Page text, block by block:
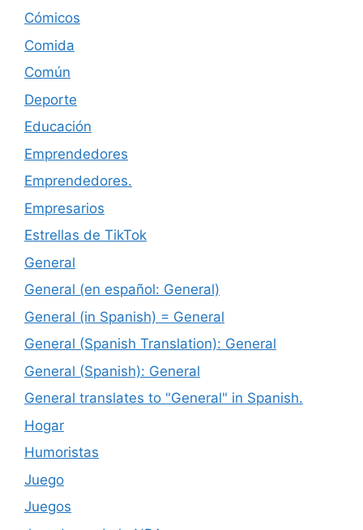
Cómicos
Comida
Común
Deporte
Educación
Emprendedores
Emprendedores.
Empresarios
Estrellas de TikTok
General
General (en español: General)
General (in Spanish) = General
General (Spanish Translation): General
General (Spanish): General
General translates to "General" in Spanish.
Hogar
Humoristas
Juego
Juegos